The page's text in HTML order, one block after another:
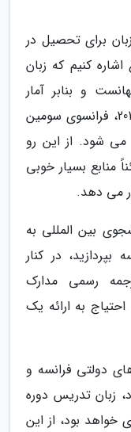
برای تحصیل در
اشاره کنیم که زبان
کشور در جهانست و بنابر آمار
Bloomberg Businessweek در سال 2011، فرانسوی سومین
می شود. از این رو
منابع بسیار خوبی
می دهد.
بین المللی به
در کنار
رسمی مدارک
به ارائه یک
دولتی فرانسه و
زبان تدریس دوره
بود، از این